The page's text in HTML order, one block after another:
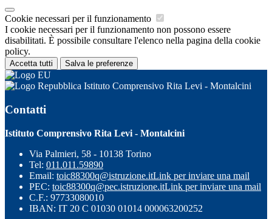
Cookie necessari per il funzionamento
I cookie necessari per il funzionamento non possono essere
disabilitati. È possibile consultare l'elenco nella pagina della cookie
policy.
Accetta tutti Salva le preferenze
Istituto Comprensivo Rita Levi - Montalcini
Contatti
Istituto Comprensivo Rita Levi - Montalcini
Via Palmieri, 58 - 10138 Torino
Tel: 011.011.59890
Email: toic88300q@istruzione.itLink per inviare una mail
PEC: toic88300q@pec.istruzione.itLink per inviare una mail
C.F.: 97733080010
IBAN: IT 20 C 01030 01014 000063200252